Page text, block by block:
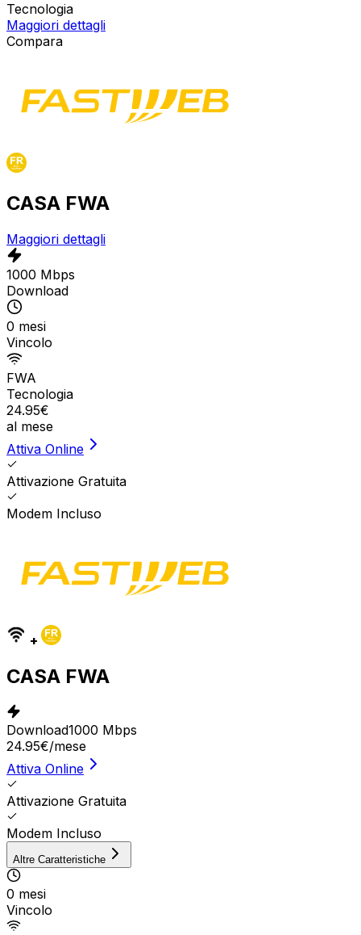
Tecnologia
Maggiori dettagli
Compara
CASA FWA
Maggiori dettagli
1000 Mbps
Download
0 mesi
Vincolo
FWA
Tecnologia
24.95€
al mese
Attiva Online
Attivazione Gratuita
Modem Incluso
+
CASA FWA
Download1000 Mbps
24.95€/mese
Attiva Online
Attivazione Gratuita
Modem Incluso
Altre Caratteristiche
0 mesi
Vincolo